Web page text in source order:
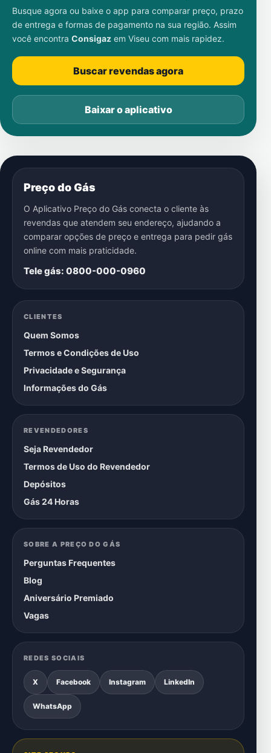
Busque agora ou baixe o app para comparar preço, prazo
de entrega e formas de pagamento na sua região. Assim
você encontra Consigaz em Viseu com mais rapidez.
Buscar revendas agora
Baixar o aplicativo
Preço do Gás
O Aplicativo Preço do Gás conecta o cliente às
revendas que atendem seu endereço, ajudando a
comparar opções de preço e entrega para pedir gás
online com mais praticidade.
Tele gás: 0800-000-0960
CLIENTES
Quem Somos
Termos e Condições de Uso
Privacidade e Segurança
Informações do Gás
REVENDEDORES
Seja Revendedor
Termos de Uso do Revendedor
Depósitos
Gás 24 Horas
SOBRE A PREÇO DO GÁS
Perguntas Frequentes
Blog
Aniversário Premiado
Vagas
REDES SOCIAIS
X Facebook Instagram LinkedIn
WhatsApp